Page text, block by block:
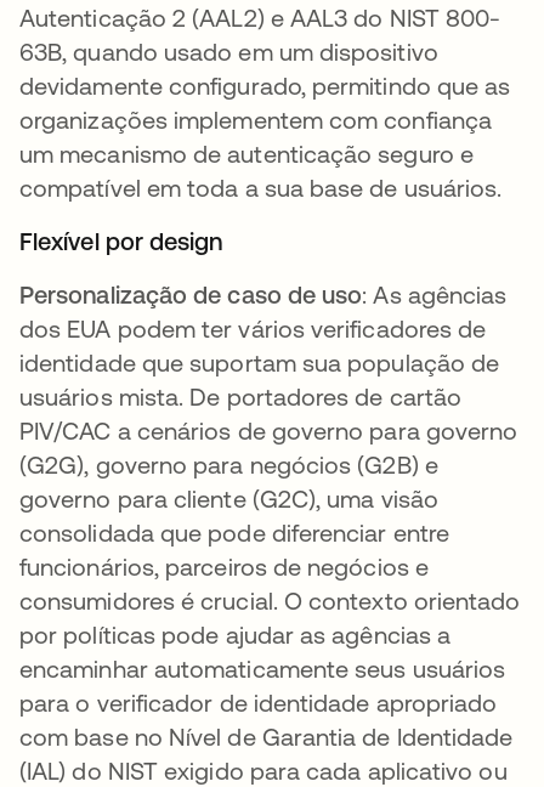
Autenticação 2 (AAL2) e AAL3 do NIST 800-
63B, quando usado em um dispositivo
devidamente configurado, permitindo que as
organizações implementem com confiança
um mecanismo de autenticação seguro e
compatível em toda a sua base de usuários.
Flexível por design
Personalização de caso de uso: As agências
dos EUA podem ter vários verificadores de
identidade que suportam sua população de
usuários mista. De portadores de cartão
PIV/CAC a cenários de governo para governo
(G2G), governo para negócios (G2B) e
governo para cliente (G2C), uma visão
consolidada que pode diferenciar entre
funcionários, parceiros de negócios e
consumidores é crucial. O contexto orientado
por políticas pode ajudar as agências a
encaminhar automaticamente seus usuários
para o verificador de identidade apropriado
com base no Nível de Garantia de Identidade
(IAL) do NIST exigido para cada aplicativo ou